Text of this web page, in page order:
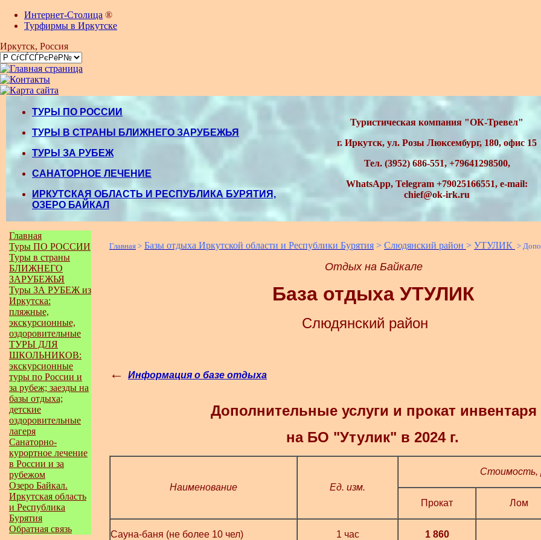
Интернет-Столица ®
Турфирмы в Иркутске
Иркутск, Россия
ТУРЫ ПО РОССИИ
ТУРЫ В СТРАНЫ БЛИЖНЕГО ЗАРУБЕЖЬЯ
ТУРЫ ЗА РУБЕЖ
САНАТОРНОЕ ЛЕЧЕНИЕ
ИРКУТСКАЯ ОБЛАСТЬ И РЕСПУБЛИКА БУРЯТИЯ,
ОЗЕРО БАЙКАЛ
Туристическая компания "ОК-Тревел"
г. Иркутск, ул. Розы Люксембург, 180, офис 15
Тел. (3952) 686-551, +79641298500,
WhatsApp, Telegram +79025166551, e-mail:
chief@ok-irk.ru
Главная
Туры ПО РОССИИ
Туры в страны
БЛИЖНЕГО
ЗАРУБЕЖЬЯ
Туры ЗА РУБЕЖ из
Иркутска:
пляжные,
экскурсионные,
оздоровительные
ТУРЫ ДЛЯ
ШКОЛЬНИКОВ:
экскурсионные
туры по России и
за рубеж; заезды на
базы отдыха;
детские
оздоровительные
лагеря
Санаторно-
курортное лечение
в России и за
рубежом
Озеро Байкал.
Иркутская область
и Республика
Бурятия
Обратная связь
Главная > Базы отдыха Иркутской области и Республики Бурятия > Слюдянский район > УТУЛИК >
Отдых на Байкале
База отдыха УТУЛИК
Слюдянский район
← Информация о базе отдыха
Дополнительные услуги и прокат инвентаря
на БО "Утулик" в 2024 г.
Наименование Ед. изм.
Стоимость,
Прокат Лом
Сауна-баня (не более 10 чел) 1 час 1 860